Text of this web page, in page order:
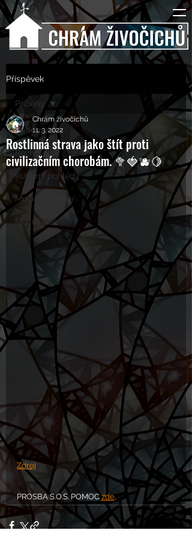
Příspěvek
Příběhy
Rozhovory
Kulturní pohledy
Mučící nástroje
Mučící lidé
Příběhy
Rostlinná strava jako štít proti
civilizačním chorobám. 🥦🍓🫐🍋
Chrám živočichů
11. 3. 2022
Zdroj
PROSBA S.O.S. POMOC zde.